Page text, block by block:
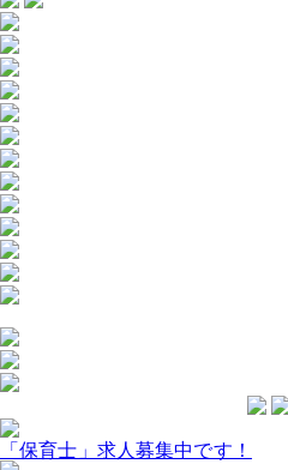
「保育士」求人募集中です！